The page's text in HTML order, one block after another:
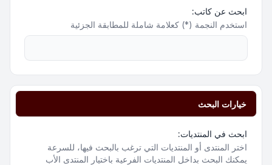
ابحث عن كاتب:
استخدم النجمة (*) كعلامة شاملة للمطابقة الجزئية
خيارات البحث
ابحث في المنتديات:
اختر المنتدى أو المنتديات التي ترغب بالبحث فيها، للسرعة
يمكنك البحث بداخل المنتديات الفرعية باختيار المنتدى الأب